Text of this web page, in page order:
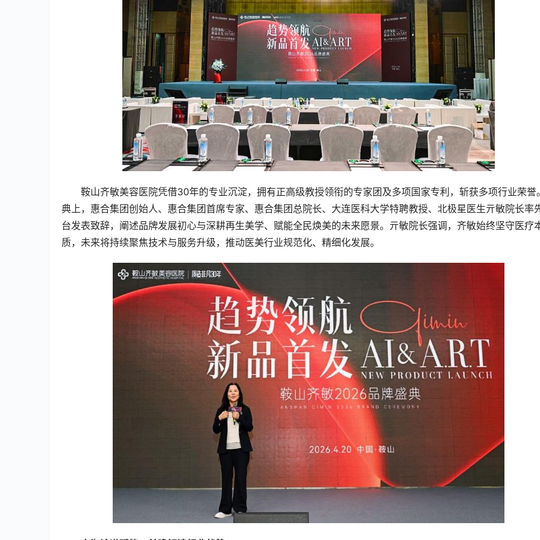
鞍山齐敏美容医院凭借30年的专业沉淀，拥有正高级教授领衔的专家团及多项国家专利，斩获多项行业荣誉
典上，惠合集团创始人、惠合集团首席专家、惠合集团总院长、大连医科大学特聘教授、北极星医生亓敏院长率
台发表致辞，阐述品牌发展初心与深耕再生美学、赋能全民焕美的未来愿景。亓敏院长强调，齐敏始终坚守医疗
质，未来将持续聚焦技术与服务升级，推动医美行业规范化、精细化发展。